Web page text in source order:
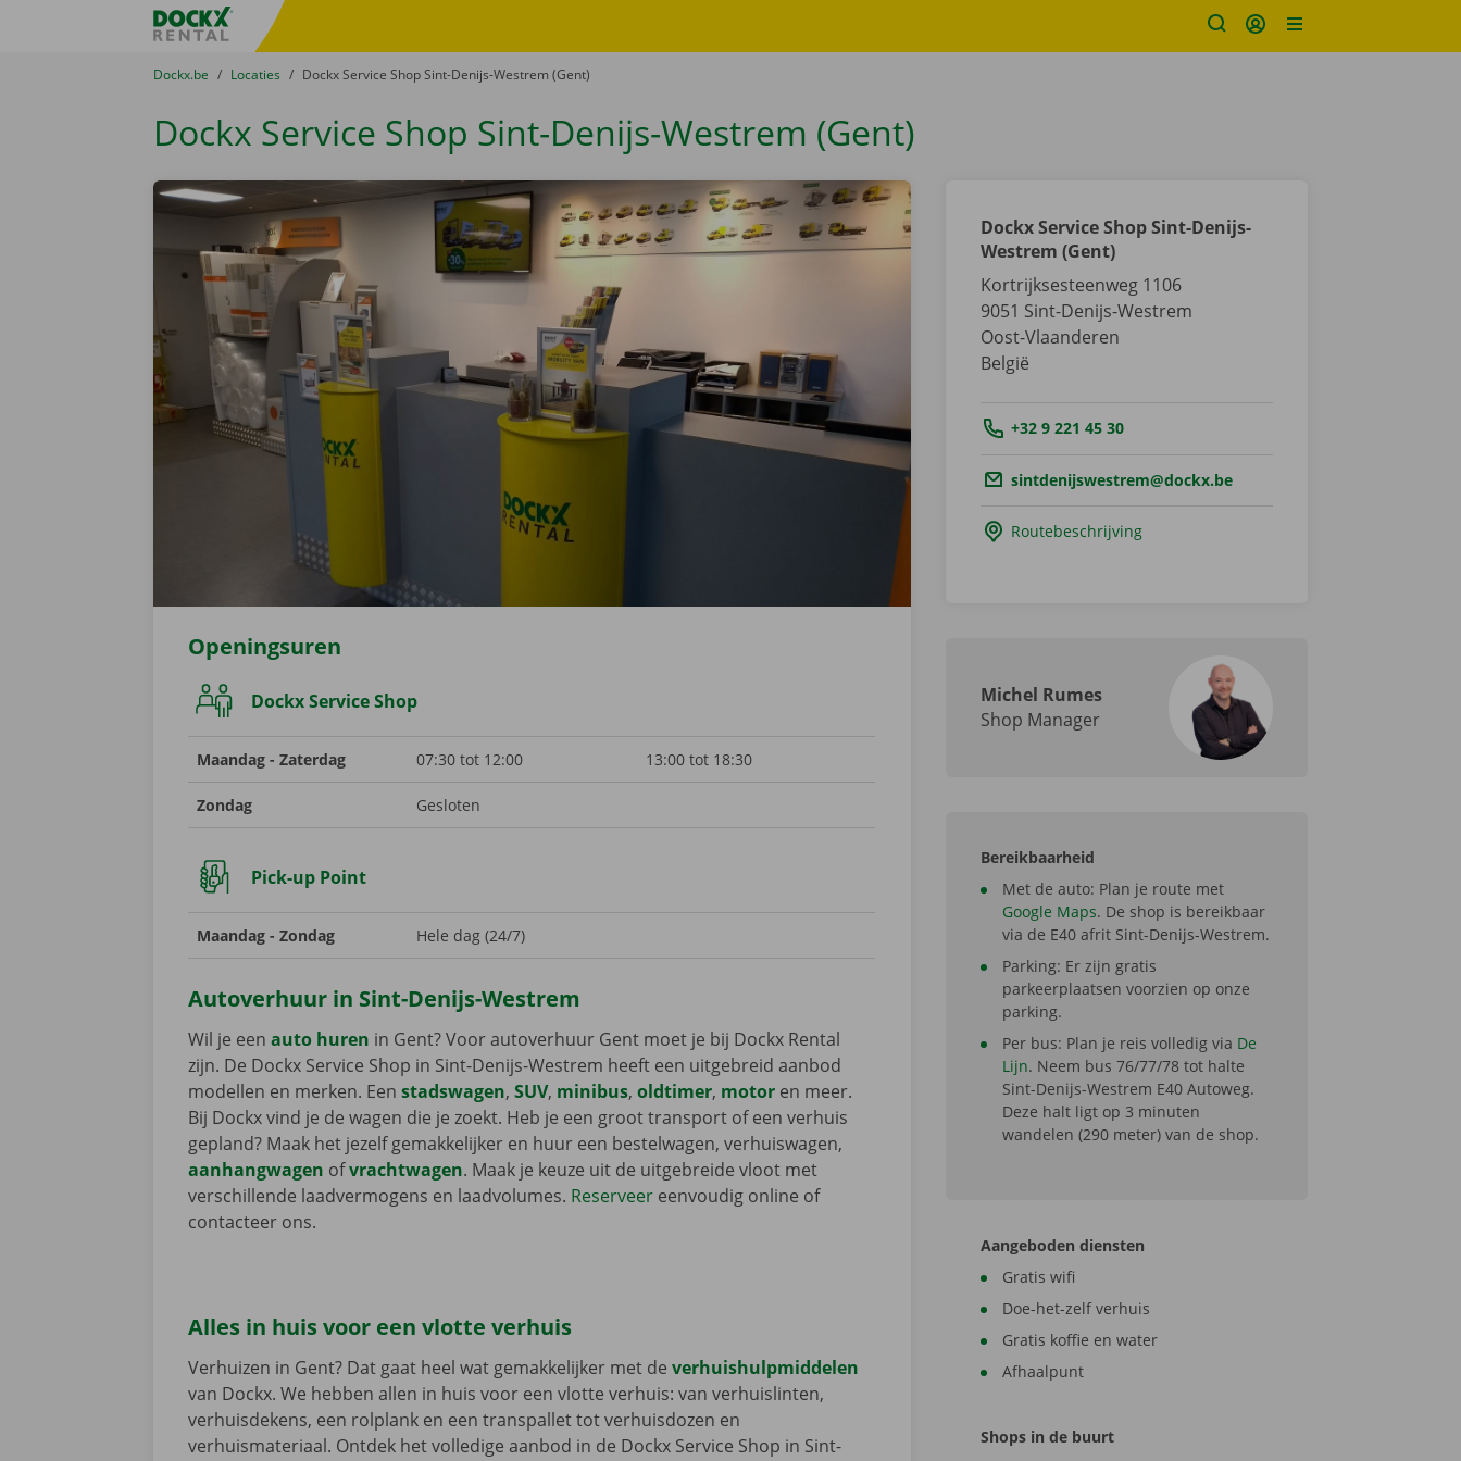
Taalselectie overslaanFratello DEMO
U bevindt zich hier:
van
Dockx.be naar
Locaties naar
Dockx Service Shop Sint-Denijs-Westrem (Gent)
Dockx Service Shop Sint-Denijs-Westrem (Gent)
Openingsuren
Dockx Service Shop
Maandag - Zaterdag 07:30 tot 12:00 13:00 tot 18:30
Zondag Gesloten
Pick-up Point
Maandag - Zondag Hele dag (24/7)
Autoverhuur in Sint-Denijs-Westrem
Wil je eenauto huren in Gent? Voor autoverhuur Gent moet je bij Dockx Rental
zijn. De Dockx Service Shop in Sint-Denijs-Westrem heeft een uitgebreid aanbod
modellen en merken. Eenstadswagen,SUV, minibus,oldtimer, motor en meer.
Bij Dockx vind je de wagen die je zoekt. Heb je een groot transport of een verhuis
gepland? Maak het jezelf gemakkelijker en huur een bestelwagen, verhuiswagen,
aanhangwagen ofvrachtwagen. Maak je keuze uit de uitgebreide vloot met
verschillende laadvermogens en laadvolumes. Reserveer eenvoudig online of
contacteer ons.
Alles in huis voor een vlotte verhuis
Verhuizen in Gent? Dat gaat heel wat gemakkelijker met deverhuishulpmiddelen
van Dockx. We hebben allen in huis voor een vlotte verhuis: van verhuislinten,
verhuisdekens, een rolplank en een transpallet tot verhuisdozen en
verhuismateriaal. Ontdek het volledige aanbod in de Dockx Service Shop in Sint-
Dockx Service Shop Sint-Denijs-
Westrem (Gent)
Kortrijksesteenweg 1106
9051 Sint-Denijs-Westrem
Oost-Vlaanderen
België
Tel.:+32 9 221 45 30
Email.:sintdenijswestrem@dockx.be
Routebeschrijving
Michel Rumes
Shop Manager
Bereikbaarheid
Met de auto: Plan je route met
Google Maps. De shop is bereikbaar
via de E40 afrit Sint-Denijs-Westrem.
Parking: Er zijn gratis
parkeerplaatsen voorzien op onze
parking.
Per bus: Plan je reis volledig via De
Lijn. Neem bus 76/77/78 tot halte
Sint-Denijs-Westrem E40 Autoweg.
Deze halt ligt op 3 minuten
wandelen (290 meter) van de shop.
Aangeboden diensten
Gratis wifi
Doe-het-zelf verhuis
Gratis koffie en water
Afhaalpunt
Shops in de buurt